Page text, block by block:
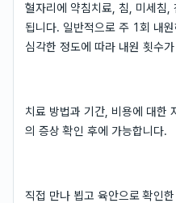
혈자리에 약침치료, 침, 미세침,
됩니다. 일반적으로 주 1회 내
심각한 정도에 따라 내원 횟수
치료 방법과 기간, 비용에 대한
의 증상 확인 후에 가능합니다.
직접 만나 뵙고 육안으로 확인